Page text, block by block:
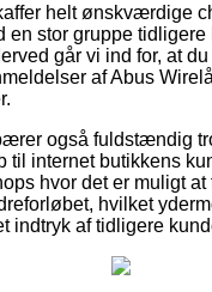
helt ønskværdige
en stor gruppe tidligere
går vi ind for, at
af Abus
også fuldstændig
til internet butikkens
hvor det er muligt at
hvilket
indtryk af tidligere